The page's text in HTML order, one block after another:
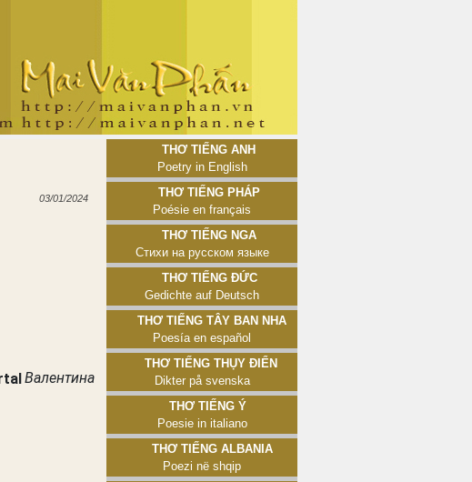
03/01/2024
Валентина
Thơ tiếng Anh
Poetry in English
Thơ tiếng Pháp
Poésie en français
Thơ tiếng Nga
Стихи на русском языке
Thơ tiếng Đức
Gedichte auf Deutsch
Thơ tiếng Tây Ban Nha
Poesía en español
Thơ tiếng Thụy Điển
Dikter på svenska
Thơ tiếng Ý
Poesie in italiano
Thơ tiếng Albania
Poezi në shqip